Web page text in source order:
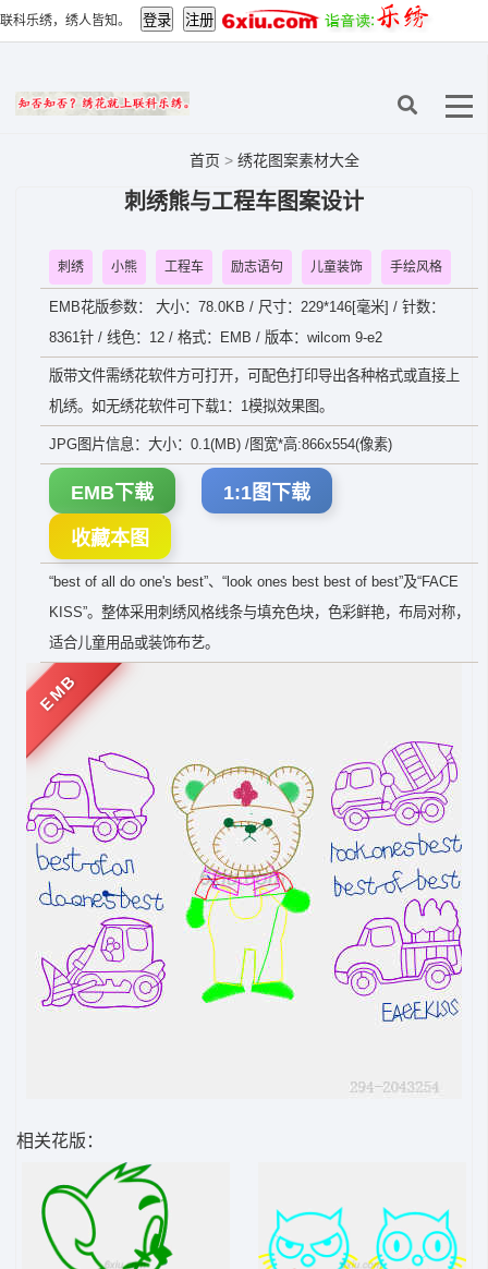
联科乐绣，绣人皆知。
首页 > 绣花图案素材大全
刺绣熊与工程车图案设计
刺绣 小熊 工程车 励志语句 儿童装饰 手绘风格
EMB花版参数： 大小：78.0KB / 尺寸：229*146[毫米] / 针数：
8361针 / 线色：12 / 格式：EMB / 版本：wilcom 9-e2
版带文件需绣花软件方可打开，可配色打印导出各种格式或直接上
机绣。如无绣花软件可下载1：1模拟效果图。
JPG图片信息：大小：0.1(MB) /图宽*高:866x554(像素)
EMB下载 1:1图下载
收藏本图
“best of all do one's best”、“look ones best best of best”及“FACE
KISS”。整体采用刺绣风格线条与填充色块，色彩鲜艳，布局对称，
适合儿童用品或装饰布艺。
EMB
相关花版：